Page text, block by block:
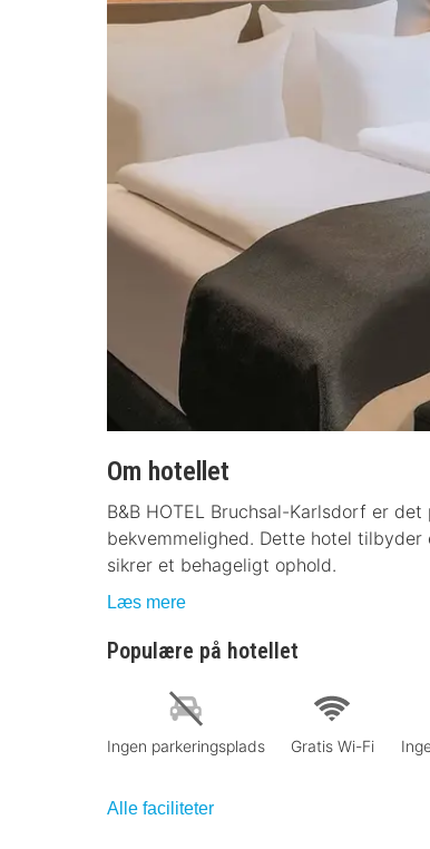
Om hotellet
B&B HOTEL Bruchsal-Karlsdorf er
bekvemmelighed. Dette hotel
sikrer et behageligt ophold.
Læs mere
Populære på hotellet
Ingen parkeringsplads Gratis Wi-Fi
Alle faciliteter